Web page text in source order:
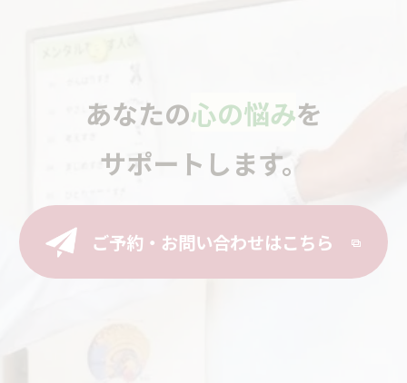
あなたの心の悩みを
サポートします。
ご予約・お問い合わせはこちら